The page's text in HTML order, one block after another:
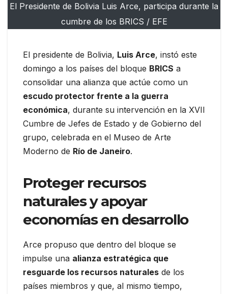
El Presidente de Bolivia Luis Arce, participa durante la
cumbre de los BRICS / EFE
El presidente de Bolivia, Luis Arce, instó este
domingo a los países del bloque BRICS a
consolidar una alianza que actúe como un
escudo protector frente a la guerra
económica, durante su intervención en la XVII
Cumbre de Jefes de Estado y de Gobierno del
grupo, celebrada en el Museo de Arte
Moderno de Río de Janeiro.
Proteger recursos
naturales y apoyar
economías en desarrollo
Arce propuso que dentro del bloque se
impulse una alianza estratégica que
resguarde los recursos naturales de los
países miembros y que, al mismo tiempo,